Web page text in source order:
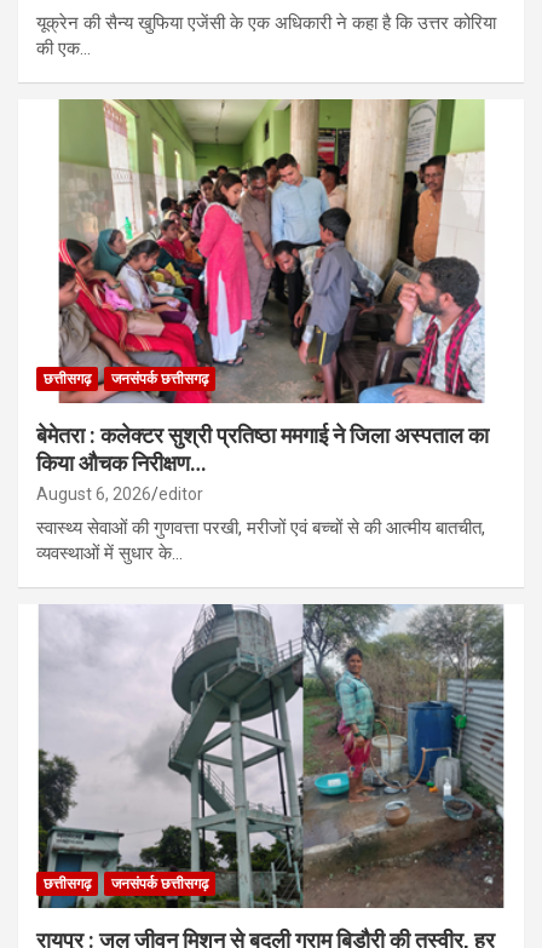
यूक्रेन की सैन्य खुफिया एजेंसी के एक अधिकारी ने कहा है कि उत्तर कोरिया
की एक…
छत्तीसगढ़ जनसंपर्क छत्तीसगढ़
बेमेतरा : कलेक्टर सुश्री प्रतिष्ठा ममगाई ने जिला अस्पताल का
किया औचक निरीक्षण…
August 6, 2026 editor
स्वास्थ्य सेवाओं की गुणवत्ता परखी, मरीजों एवं बच्चों से की आत्मीय बातचीत,
व्यवस्थाओं में सुधार के…
छत्तीसगढ़ जनसंपर्क छत्तीसगढ़
रायपुर : जल जीवन मिशन से बदली ग्राम बिड़ौरी की तस्वीर, हर